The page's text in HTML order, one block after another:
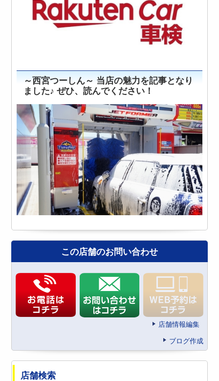
～西宮つーしん～ 当店の魅力を記事となり
ました♪ ぜひ、読んでください！
この店舗のお問い合わせ
店舗情報編集
ブログ作成
店舗検索